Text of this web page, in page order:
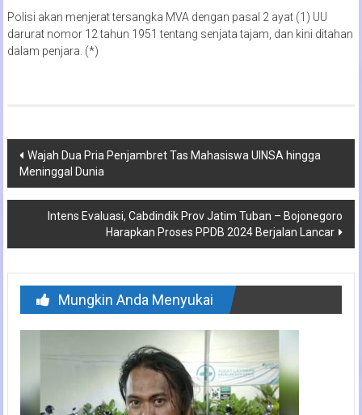
Polisi akan menjerat tersangka MVA dengan pasal 2 ayat (1) UU
darurat nomor 12 tahun 1951 tentang senjata tajam, dan kini ditahan
dalam penjara. (*)
Navigasi
pos
Wajah Dua Pria Penjambret Tas Mahasiswa UINSA hingga
Meninggal Dunia
Intens Evaluasi, Cabdindik Prov Jatim Tuban – Bojonegoro
Harapkan Proses PPDB 2024 Berjalan Lancar
Mungkin Anda Menyukai